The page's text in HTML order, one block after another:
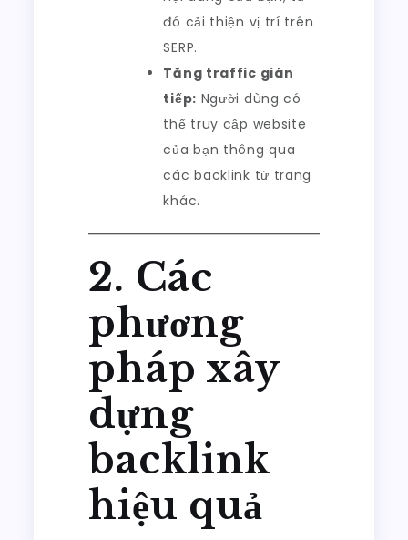
đó cải thiện vị trí trên
SERP.
Tăng traffic gián
tiếp: Người dùng có
thể truy cập website
của bạn thông qua
các backlink từ trang
khác.
2. Các
phương
pháp xây
dựng
backlink
hiệu quả